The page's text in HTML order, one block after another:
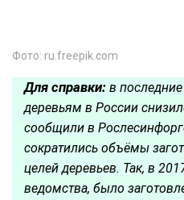
Фото: ru.freepik.com
Для справки: в
деревьям в России
сообщили в
сократились объёмы
целей деревьев. Так, в
ведомства, было